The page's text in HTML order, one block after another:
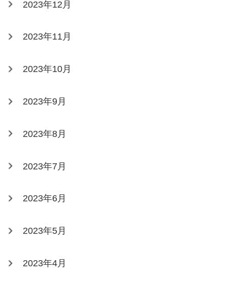
2023年12月
2023年11月
2023年10月
2023年9月
2023年8月
2023年7月
2023年6月
2023年5月
2023年4月